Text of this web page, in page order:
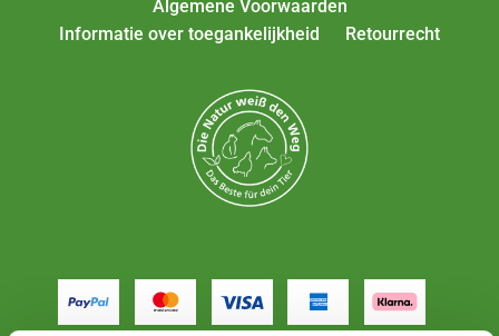
Algemene Voorwaarden
Informatie over toegankelijkheid
Retourrecht